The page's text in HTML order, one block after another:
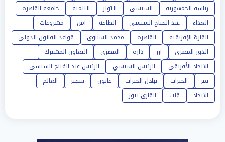
رئاسة الجمهورية
السيسى التوتر التنمية
جامعة القاهرة
الغذاء
عبد الفتاح السيسي الطاقة أمن
مشروعات
القارة الإفريقية
القاهرة محمد الشناوى
قواعد القانون الدولي
الدور المصري
أرز داره المصري
التعاون المشترك
الاتحاد الأفريقي
الرئيس السيسي
الرئيس عبد الفتاح السيسي
تمر
الخبرات تبادل الخبرات قانون سفير
العالم
الاتحاد
قلب القارئ نيوز